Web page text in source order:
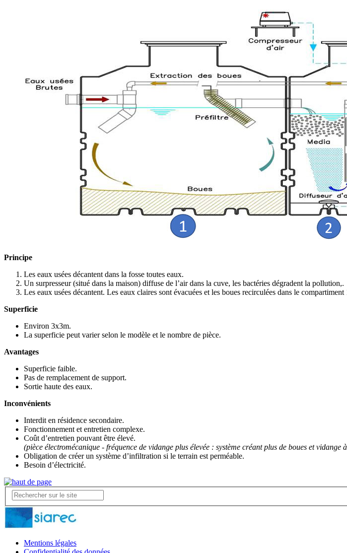
Principe
Les eaux usées décantent dans la fosse toutes eaux.
Un surpresseur (situé dans la maison) diffuse de l’air dans la cuve, les bactéries dégradent la pollution,.
Les eaux usées décantent. Les eaux claires sont évacuées et les boues recirculées dans le compartiment
Superficie
Environ 3x3m.
La superficie peut varier selon le modèle et le nombre de pièce.
Avantages
Superficie faible.
Pas de remplacement de support.
Sortie haute des eaux.
Inconvénients
Interdit en résidence secondaire.
Fonctionnement et entretien complexe.
Coût d’entretien pouvant être élevé.
(pièce électromécanique - fréquence de vidange plus élevée : système créant plus de boues et
Obligation de créer un système d’infiltration si le terrain est perméable.
Besoin d’électricité.
Mentions légales